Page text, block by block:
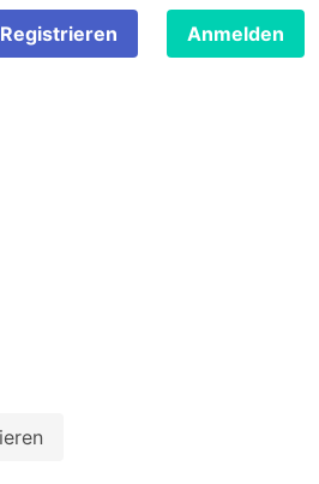
Registrieren Anmelden